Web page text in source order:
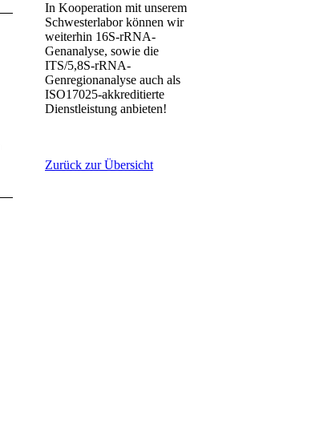
In Kooperation mit unserem
Schwesterlabor können wir
weiterhin 16S-rRNA-
Genanalyse, sowie die
ITS/5,8S-rRNA-
Genregionanalyse auch als
ISO17025-akkreditierte
Dienstleistung anbieten!
Zurück zur Übersicht